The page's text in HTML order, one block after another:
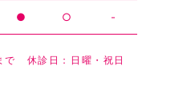
● ○ -
休診日：日曜・祝日